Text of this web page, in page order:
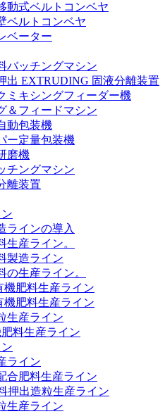
動式ベルトコンベヤ
ベルトコンベヤ
ベーター
バッチングマシン
出 EXTRUDING 固液分離装置
ミキシングフィーダー機
＆フィードマシン
動包装機
ー定量包装機
磨機
チングマシン
離装置
ラインの導入
生産ライン。
製造ライン
の生産ライン。
機肥料生産ライン
機肥料生産ライン
生産ライン
料生産ライン
ライン
合肥料生産ライン
押出造粒生産ライン
生産ライン